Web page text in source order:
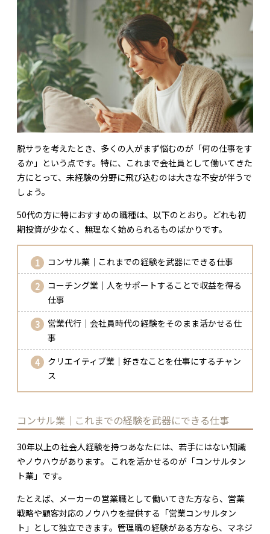
脱サラを考えたとき、多くの人がまず悩むのが「何の仕事をす
るか」という点です。特に、これまで会社員として働いてきた
方にとって、未経験の分野に飛び込むのは大きな不安が伴うで
しょう。
50代の方に特におすすめの職種は、以下のとおり。どれも初
期投資が少なく、無理なく始められるものばかりです。
コンサル業｜これまでの経験を武器にできる仕事
コーチング業｜人をサポートすることで収益を得る
仕事
営業代行｜会社員時代の経験をそのまま活かせる仕
事
クリエイティブ業｜好きなことを仕事にするチャン
ス
コンサル業｜これまでの経験を武器にできる仕事
30年以上の社会人経験を持つあなたには、若手にはない知識
やノウハウがあります。 これを活かせるのが「コンサルタン
ト業」です。
たとえば、メーカーの営業職として働いてきた方なら、営業
戦略や顧客対応のノウハウを提供する「営業コンサルタン
ト」として独立できます。管理職の経験がある方なら、マネジ